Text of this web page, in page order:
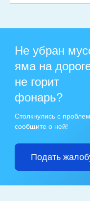
Не убран
яма на
не горит
фонарь?
Столкнулись с
сообщите о ней!
Подать